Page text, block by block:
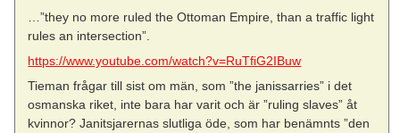
…”they no more ruled the Ottoman Empire, than a traffic light
rules an intersection”.
https://www.youtube.com/watch?v=RuTfiG2IBuw
Tieman frågar till sist om män, som ”the janissarries” i det
osmanska riket, inte bara har varit och är ”ruling slaves” åt
kvinnor? Janitsjarernas slutliga öde, som har benämnts ”den